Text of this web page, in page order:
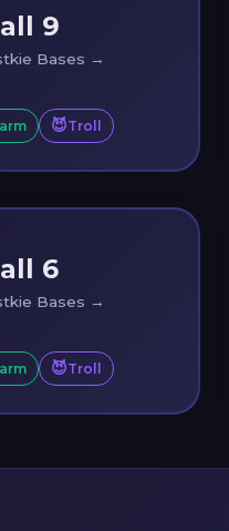
9
Bases →
😈Troll
6
Bases →
😈Troll